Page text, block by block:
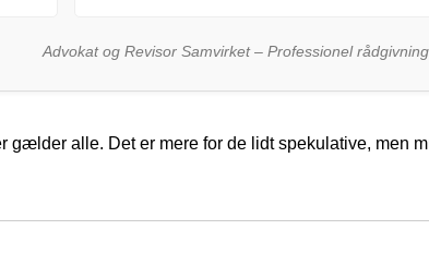
Advokat og Revisor Samvirket – Professionel
gælder alle. Det er mere for de lidt spekulative, men